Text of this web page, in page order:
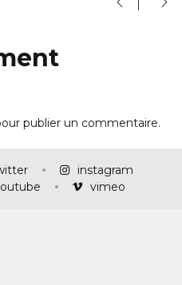
publier un commentaire.
instagram
vimeo